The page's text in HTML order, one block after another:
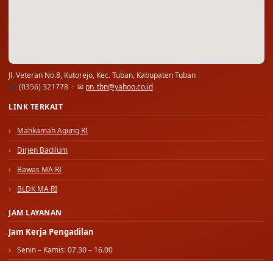
Jl. Veteran No.8, Kutorejo, Kec. Tuban, Kabupaten Tuban
(0356) 321778 · ✉ pn_tbn@yahoo.co.id
LINK TERKAIT
Mahkamah Agung RI
Dirjen Badilum
Bawas MA RI
BLDK MA RI
JAM LAYANAN
Jam Kerja Pengadilan
Senin – Kamis: 07.30 – 16.00